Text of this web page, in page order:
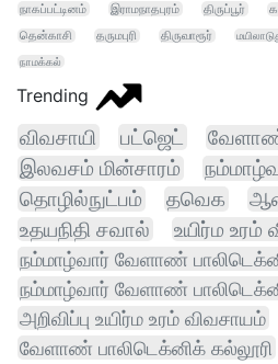
நாகப்பட்டினம்
இராமநாதபுரம் திருப்பூர்
தென்காசி
தருமபுரி திருவாரூர்
நாமக்கல்
Trending
விவசாயி பட்ஜெட்
வேளாண்
இலவசம் மின்சாரம்
தொழில்நுட்பம்
தவெக
உதயநிதி சவால் உயிர்ம உரம்
நம்மாழ்வார் வேளாண்
நம்மாழ்வார் வேளாண்
அறிவிப்பு உயிர்ம உரம் விவசாயம்
வேளாண் பாலிடெக்னிக் கல்லூரி